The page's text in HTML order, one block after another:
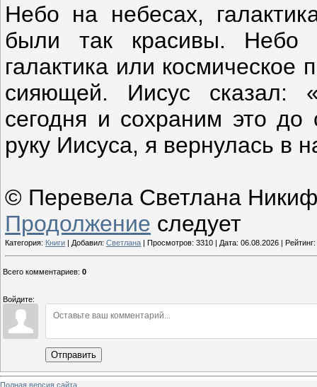
Небо на небесах,
были так красивы.
галактика или космическое
сияющей. Иисус сказал:
сегодня и сохраним это
руку Иисуса, я вернулась в
© Перевела Светлана
Продолжение следует
Категория: Книги | Добавил: Светлана | Просмотров: 3310 | Дата: 06.08.2026 |
Всего комментариев: 0
Войдите:
Отправить
Полная версия сайта